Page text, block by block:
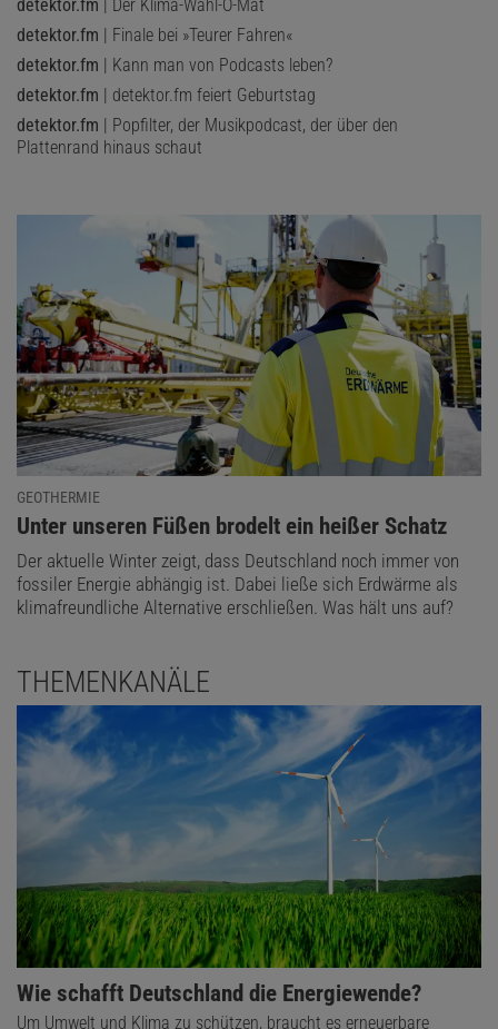
detektor.fm | Der Klima-Wahl-O-Mat
detektor.fm | Finale bei »Teurer Fahren«
detektor.fm | Kann man von Podcasts leben?
detektor.fm | detektor.fm feiert Geburtstag
detektor.fm | Popfilter, der Musikpodcast, der über den
Plattenrand hinaus schaut
GEOTHERMIE
:
Unter unseren Füßen brodelt ein heißer Schatz
Der aktuelle Winter zeigt, dass Deutschland noch immer von
fossiler Energie abhängig ist. Dabei ließe sich Erdwärme als
klimafreundliche Alternative erschließen. Was hält uns auf?
THEMENKANÄLE
Wie schafft Deutschland die Energiewende?
Um Umwelt und Klima zu schützen, braucht es erneuerbare